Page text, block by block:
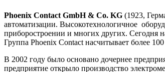
Phoenix Contact GmbH & Co. KG (1923,
автоматизации. Высокотехнологичное
приборостроении и многих других. Сегодня
Группа Phoenix Contact насчитывает более
В 2002 году было основано дочернее
предприятие открыло производство